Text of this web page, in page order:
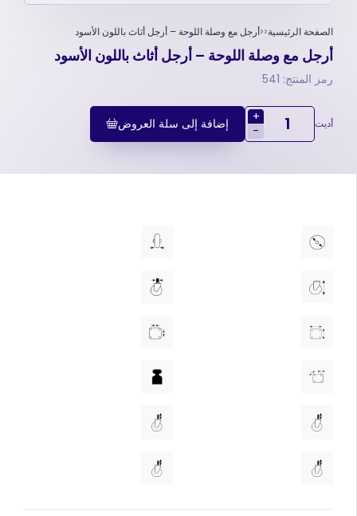
الصفحة الرئيسية أرجل مع وصلة اللوحة – أرجل أثاث باللون الأسود
أرجل مع وصلة اللوحة – أرجل أثاث باللون الأسود
رمز المنتج: 541
أديت
+
-
إضافة إلى سلة العروض